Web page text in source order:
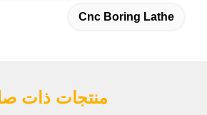
Cnc Boring Lathe
منتجات ذات صلة